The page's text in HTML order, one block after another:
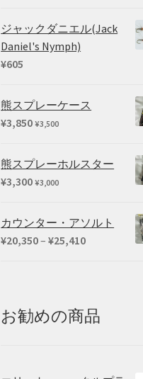
ジャックダニエル(Jack
Daniel's Nymph)
¥605
熊スプレーケース
¥3,850 ¥3,500
熊スプレーホルスター
¥3,300 ¥3,000
カウンター・アソルト
¥20,350–¥25,410価
–
¥25,410
お勧めの商品